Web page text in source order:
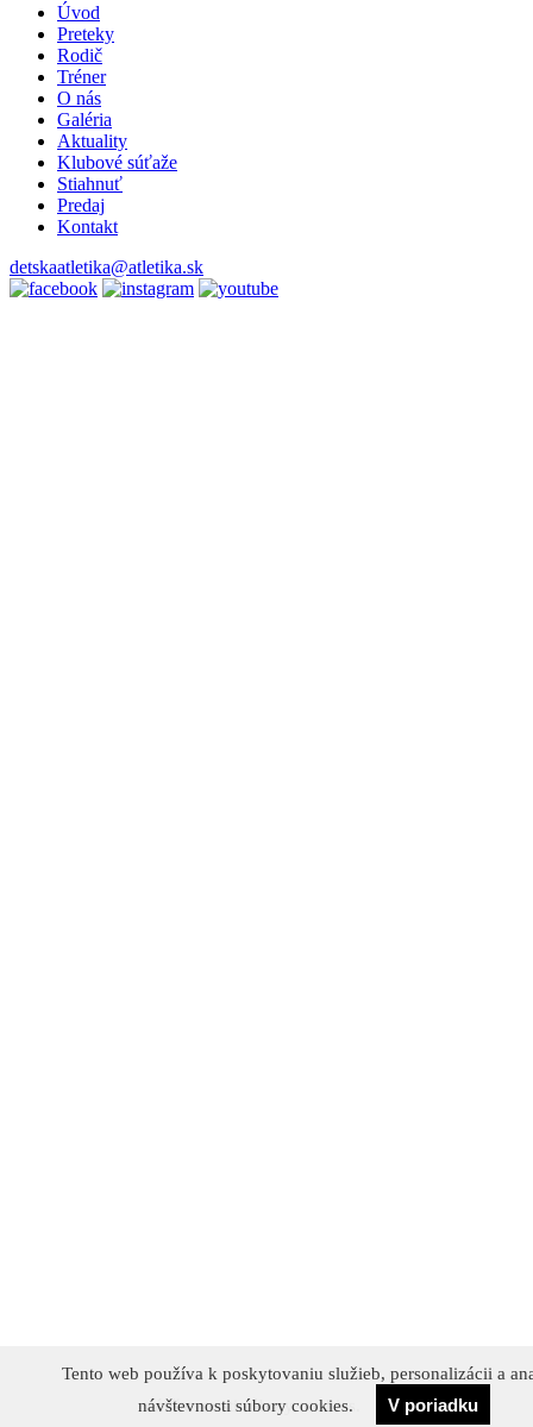
Úvod
Preteky
Rodič
Tréner
O nás
Galéria
Aktuality
Klubové súťaže
Stiahnuť
Predaj
Kontakt
detskaatletika@atletika.sk
Tento web používa k poskytovaniu služieb, personalizácii a
návštevnosti súbory cookies.
Súhlasím
Tento web používa k poskytovaniu služieb, personalizácii a
návštevnosti súbory cookies.
V poriadku